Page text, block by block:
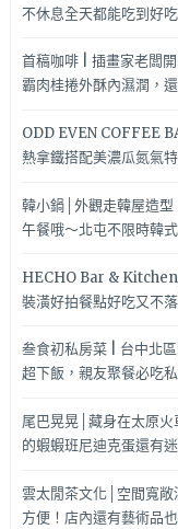
不休息全天都能吃到好
首稿咖啡 | 插畫家老闆
霸肉桂捲外酥內濕潤，
ODD EVEN COFFEE
熱拿鐵搭配美濃瓜氮氣
韓小鍋│外觀走韓屋造
午餐哦～北屯不限時韓
HECHO Bar &
裝潢好拍餐點好吃又不落
叁食初私房菜 | 台中北
超下飯，親友聚餐必吃私
尾巴晃晃│藏身在太原
的蝦蝦班尼迪克蛋還有
雲太閒茶文化│空間寬
方便！店內還有藝術品